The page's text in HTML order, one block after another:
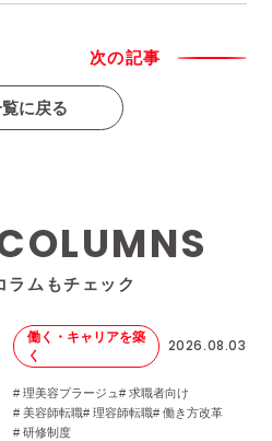
次の記事
に戻る
ラムもチェック
働く・キャリアを築
く
2026.08.03
# 理美容プラージュ# 求職者向け
# 美容師転職# 理容師転職# 働き方改革
# 研修制度